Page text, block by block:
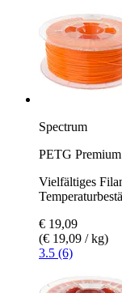
Spectrum
PETG
Vielfältiges
€ 19,09
(€ 19,09 / kg)
3.5 (6)